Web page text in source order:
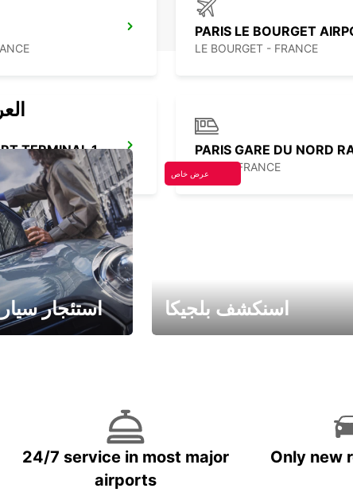
PARIS LE BOURGET
LE BOURGET - FRANCE
TERMINAL 1
FRANCE PARIS - FRANCE
استئجار
عرض خاص
اسنكشف بلجيكا
24/7 service in most major
airports
Only new